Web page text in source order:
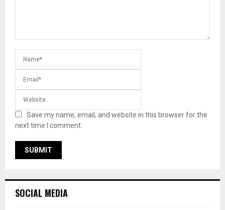
Save my name, email, and website in this browser for the
next time I comment.
SOCIAL MEDIA